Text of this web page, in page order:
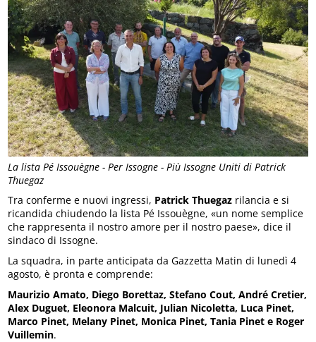
La lista Pé Issouègne - Per Issogne - Più Issogne Uniti di Patrick
Thuegaz
Tra conferme e nuovi ingressi, Patrick Thuegaz rilancia e si
ricandida chiudendo la lista Pé Issouègne, «un nome semplice
che rappresenta il nostro amore per il nostro paese», dice il
sindaco di Issogne.
La squadra, in parte anticipata da Gazzetta Matin di lunedì 4
agosto, è pronta e comprende:
Maurizio Amato, Diego Borettaz, Stefano Cout, André Cretier,
Alex Duguet, Eleonora Malcuit, Julian Nicoletta, Luca Pinet,
Marco Pinet, Melany Pinet, Monica Pinet, Tania Pinet e Roger
Vuillemin.